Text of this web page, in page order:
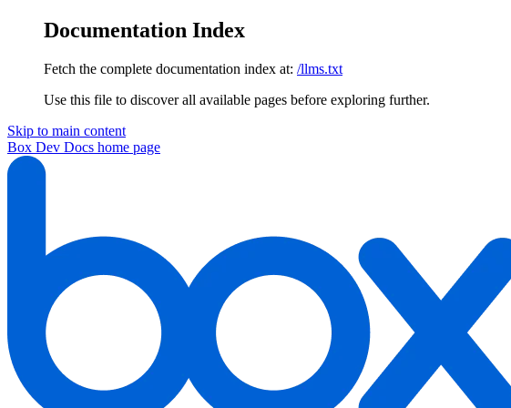
Documentation Index
Fetch the complete documentation index at: /llms.txt
Use this file to discover all available pages before exploring further.
Skip to main content
Box Dev Docs home page